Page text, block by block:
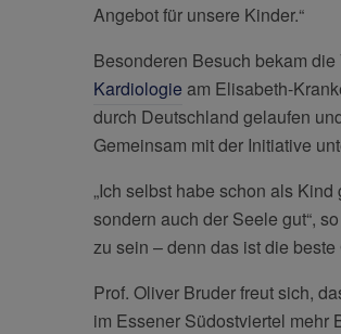
Angebot für unsere Kinder.“
Besonderen Besuch bekam
Kardiologie am Elisabeth-
durch Deutschland gelaufen
Gemeinsam mit der Initiative
„Ich selbst habe schon als
sondern auch der Seele gut“,
zu sein – denn das ist die
Prof. Oliver Bruder freut sich,
im Essener Südostviertel mehr